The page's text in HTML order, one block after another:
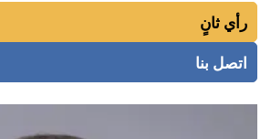
رأي ثانٍ
اتصل بنا